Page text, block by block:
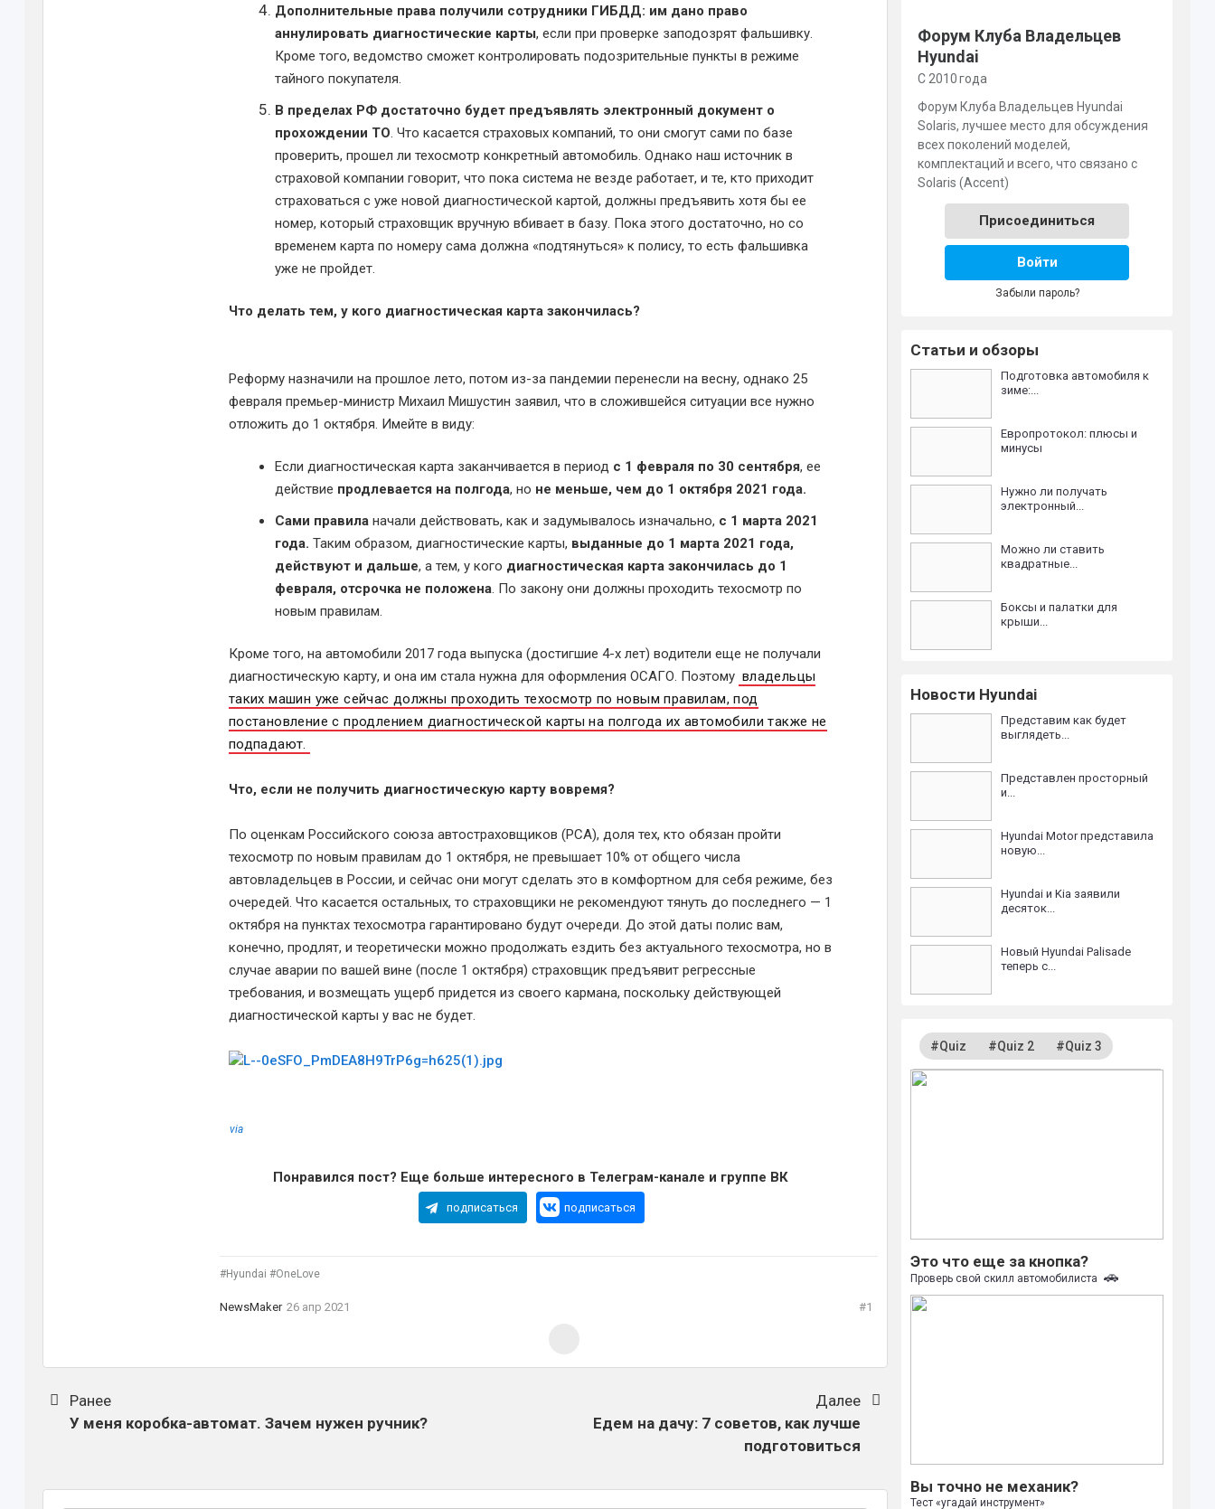
Дополнительные права получили сотрудники ГИБДД: им дано право
аннулировать диагностические карты, если при проверке заподозрят фальшивку.
Кроме того, ведомство сможет контролировать подозрительные пункты в режиме
тайного покупателя.
В пределах РФ достаточно будет предъявлять электронный документ о
прохождении ТО. Что касается страховых компаний, то они смогут сами по базе
проверить, прошел ли техосмотр конкретный автомобиль. Однако наш источник в
страховой компании говорит, что пока система не везде работает, и те, кто приходит
страховаться с уже новой диагностической картой, должны предъявить хотя бы ее
номер, который страховщик вручную вбивает в базу. Пока этого достаточно, но со
временем карта по номеру сама должна «подтянуться» к полису, то есть фальшивка
уже не пройдет.
Что делать тем, у кого диагностическая карта закончилась?
Реформу назначили на прошлое лето, потом из-за пандемии перенесли на весну, однако 25
февраля премьер-министр Михаил Мишустин заявил, что в сложившейся ситуации все нужно
отложить до 1 октября. Имейте в виду:
Если диагностическая карта заканчивается в период с 1 февраля по 30 сентября, ее
действие продлевается на полгода, но не меньше, чем до 1 октября 2021 года.
Сами правиланачали действовать, как и задумывалось изначально, с 1 марта 2021
года. Таким образом, диагностические карты, выданные до 1 марта 2021 года,
действуют и дальше, а тем, у кого диагностическая карта закончилась до 1
февраля, отсрочка не положена. По закону они должны проходить техосмотр по
новым правилам.
Кроме того, на автомобили 2017 года выпуска (достигшие 4-х лет) водители еще не получали
диагностическую карту, и она им стала нужна для оформления ОСАГО. Поэтому владельцы
таких машин уже сейчас должны проходить техосмотр по новым правилам, под
постановление с продлением диагностической карты на полгода их автомобили также не
подпадают.
Что, если не получить диагностическую карту вовремя?
По оценкам Российского союза автостраховщиков (РСА), доля тех, кто обязан пройти
техосмотр по новым правилам до 1 октября, не превышает 10% от общего числа
автовладельцев в России, и сейчас они могут сделать это в комфортном для себя режиме, без
очередей. Что касается остальных, то страховщики не рекомендуют тянуть до последнего — 1
октября на пунктах техосмотра гарантировано будут очереди. До этой даты полис вам,
конечно, продлят, и теоретически можно продолжать ездить без актуального техосмотра, но в
случае аварии по вашей вине (после 1 октября) страховщик предъявит регрессные
требования, и возмещать ущерб придется из своего кармана, поскольку действующей
диагностической карты у вас не будет.
via
Понравился пост? Еще больше интересного в Телеграм-канале и группе ВК
подписаться подписаться
#Hyundai #OneLove
#1
NewsMaker 26 апр 2021
Ранее
У меня коробка-автомат. Зачем нужен ручник?
Далее
Едем на дачу: 7 советов, как лучше
подготовиться
Форум Клуба Владельцев
Hyundai
С 2010 года
Форум Клуба Владельцев Hyundai
Solaris, лучшее место для обсуждения
всех поколений моделей,
комплектаций и всего, что связано с
Solaris (Accent)
Присоединиться
Войти
Забыли пароль?
Статьи и обзоры
Подготовка автомобиля к
зиме:...
Европротокол: плюсы и
минусы
Нужно ли получать
электронный...
Можно ли ставить
квадратные...
Боксы и палатки для
крыши...
Новости Hyundai
Представим как будет
выглядеть...
Представлен просторный
и...
Hyundai Motor представила
новую...
Hyundai и Kia заявили
десяток...
Новый Hyundai Palisade
теперь с...
#Quiz #Quiz 2 #Quiz 3
Это что еще за кнопка?
Проверь свой скилл автомобилиста 🚗
Вы точно не механик?
Тест «угадай инструмент»